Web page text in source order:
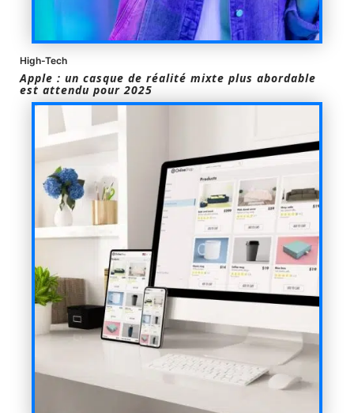
High-Tech
Apple : un casque de réalité mixte plus abordable
est attendu pour 2025